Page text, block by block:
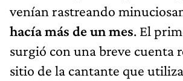
venían rastreando
hacía más de un mes. El
surgió con una breve cuenta
sitio de la cantante que